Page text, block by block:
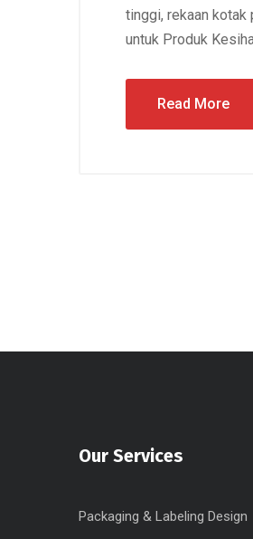
tinggi, rekaan kotak
untuk Produk
Read More
Our Services
Packaging & Labeling Design